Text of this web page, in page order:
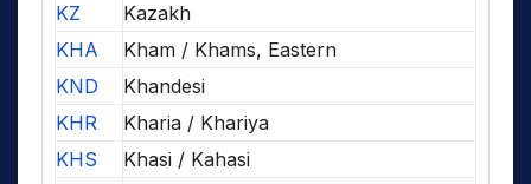
KZ
Kazakh
KHA
Kham / Khams, Eastern
KND
Khandesi
KHR
Kharia / Khariya
KHS
Khasi / Kahasi